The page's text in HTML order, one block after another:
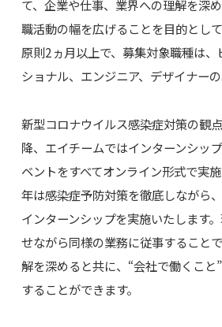
て、企業や仕事、業界への理解を深
職活動の幅を広げることを目的とし
原則2ヵ月以上で、募集対象職種は、
ショナル、エンジニア、デザイナーの
新型コロナウイルス感染症対策の観
降、エイチームではインターンシッ
ベントをすべてオンライン形式で実
年は感染症予防対策を徹底しながら
インターンシップを実施いたします
せながら同様の業務に従事すること
解を深めると共に、“会社で働くこと
することができます。